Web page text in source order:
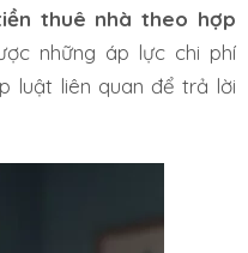
thuê nhà theo hợp
những áp lực chi phí
luật liên quan để trả lời